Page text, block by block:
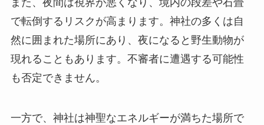
また、夜間は視界が悪くなり、境内の段差や石畳
で転倒するリスクが高まります。神社の多くは自
然に囲まれた場所にあり、夜になると野生動物が
現れることもあります。不審者に遭遇する可能性
も否定できません。
一方で、神社は神聖なエネルギーが満ちた場所で